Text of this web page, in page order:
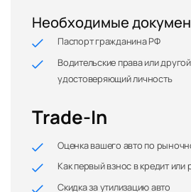
Необходимые
Паспорт гражданина РФ
Водительские права или
удостоверяющий личность
Trade-In
Оценка вашего авто по
Как первый взнос в кредит или
Скидка за утилизацию авто